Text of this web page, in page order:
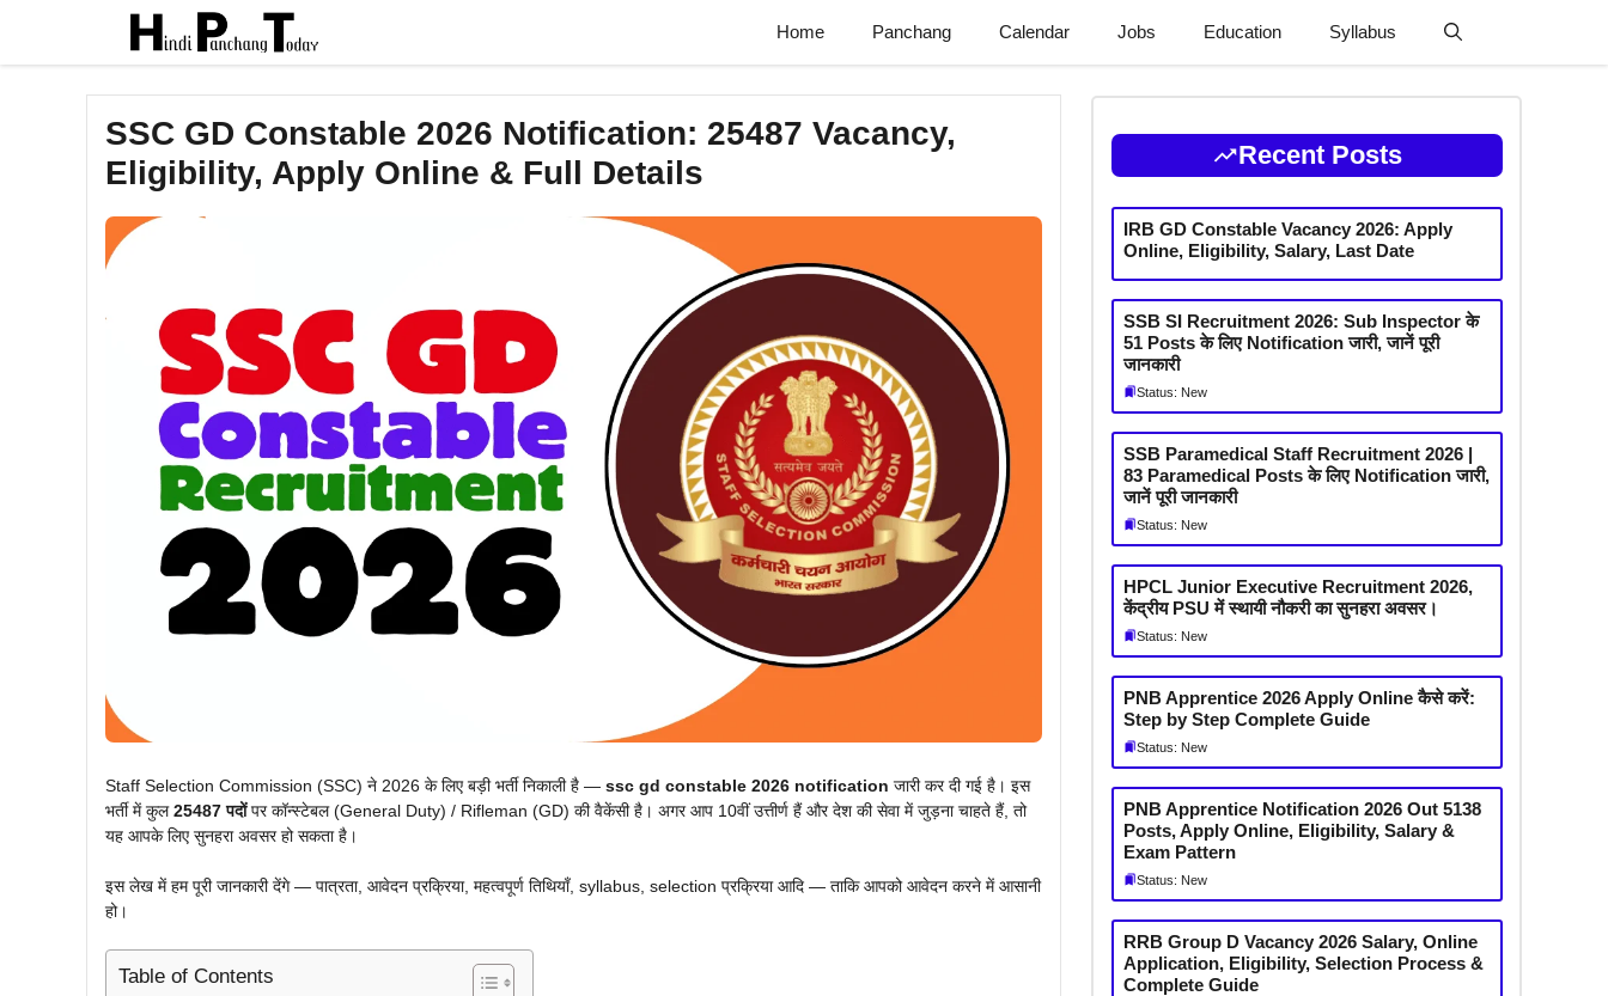
content
Home Panchang Calendar Jobs Education Syllabus
SSC GD Constable 2026 Notification: 25487 Vacancy,
Eligibility, Apply Online & Full Details
Staff Selection Commission (SSC) ने 2026 के लिए बड़ी भर्ती निकाली है — ssc gd constable 2026 notification जारी कर दी गई है। इस
भर्ती में कुल25487 पदोंपर कॉन्स्टेबल (General Duty) / Rifleman (GD) की वैकेंसी है। अगर आप 10वीं उत्तीर्ण हैं और देश की सेवा में जुड़ना चाहते हैं, तो
यह आपके लिए सुनहरा अवसर हो सकता है।
इस लेख में हम पूरी जानकारी देंगे — पात्रता, आवेदन प्रक्रिया, महत्वपूर्ण तिथियाँ, syllabus, selection प्रक्रिया आदि — ताकि आपको आवेदन करने में आसानी
हो।
Table of Contents
Recent Posts
IRB GD Constable Vacancy 2026: Apply
Online, Eligibility, Salary, Last Date
SSB SI Recruitment 2026: Sub Inspector के
51 Posts के लिए Notification जारी, जानें पूरी
जानकारी
Status: New
SSB Paramedical Staff Recruitment 2026 |
83 Paramedical Posts के लिए Notification जारी,
जानें पूरी जानकारी
Status: New
HPCL Junior Executive Recruitment 2026,
केंद्रीय PSU में स्थायी नौकरी का सुनहरा अवसर।
Status: New
PNB Apprentice 2026 Apply Online कैसे करें:
Step by Step Complete Guide
Status: New
PNB Apprentice Notification 2026 Out 5138
Posts, Apply Online, Eligibility, Salary &
Exam Pattern
Status: New
RRB Group D Vacancy 2026 Salary, Online
Application, Eligibility, Selection Process &
Complete Guide